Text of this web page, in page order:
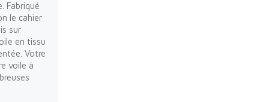
Fabriqué
le cahier
sur
en tissu
Votre
voile à